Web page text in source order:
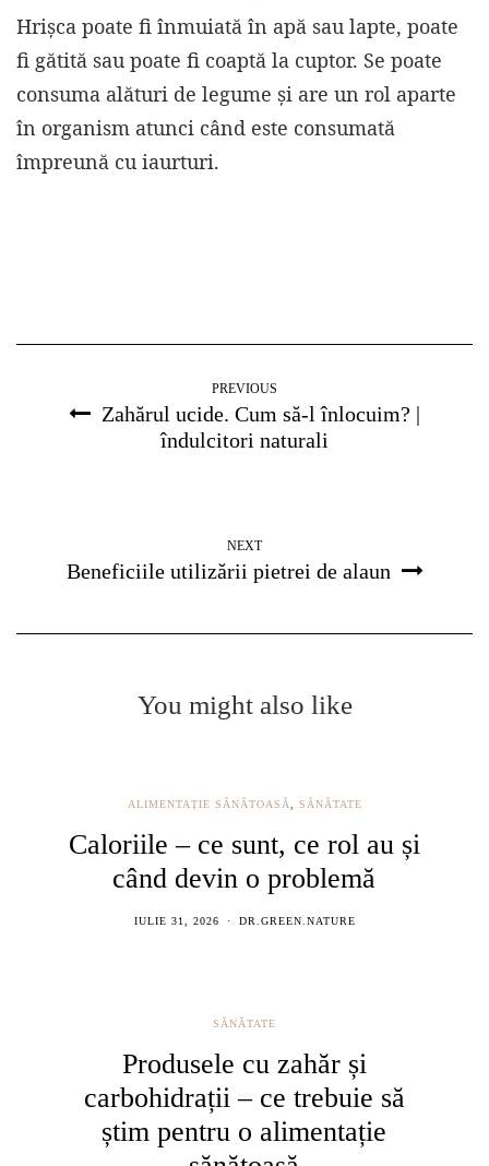
Hrișca poate fi înmuiată în apă sau lapte, poate
fi gătită sau poate fi coaptă la cuptor. Se poate
consuma alături de legume și are un rol aparte
în organism atunci când este consumată
împreună cu iaurturi.
PREVIOUS
Zahărul ucide. Cum să-l înlocuim? |
îndulcitori naturali
NEXT
Beneficiile utilizării pietrei de alaun
You might also like
ALIMENTAȚIE SĂNĂTOASĂ SĂNĂTATE
Caloriile – ce sunt, ce rol au și
când devin o problemă
IULIE 31, 2026 DR.GREEN.NATURE
SĂNĂTATE
Produsele cu zahăr și
carbohidrații – ce trebuie să
știm pentru o alimentație